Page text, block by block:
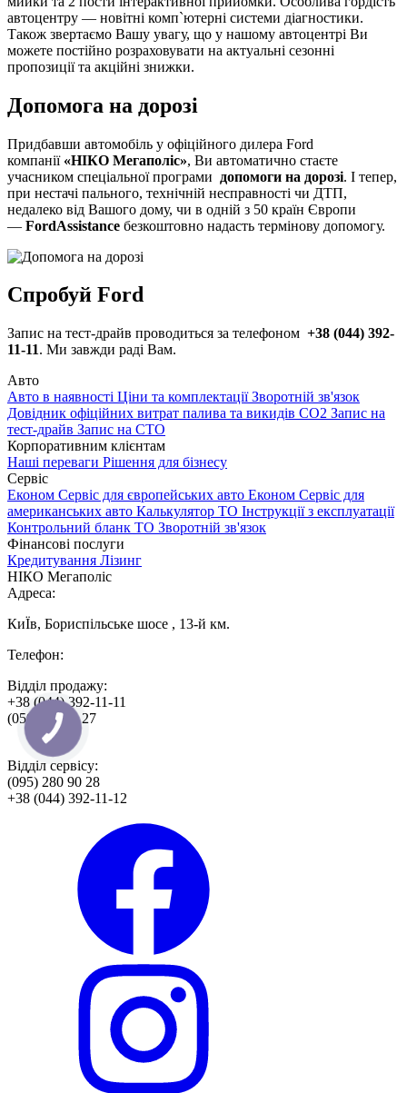
автоцентру — новітні комп`ютерні системи діагностики.
Також звертаємо Вашу увагу, що у нашому автоцентрі Ви
можете постійно розраховувати на актуальні сезонні
пропозиції та акційні знижки.
Допомога на дорозі
Придбавши автомобіль у офіційного дилера Ford
компанії «НІКО Мегаполіс», Ви автоматично стаєте
учасником спеціальної програми допомоги на дорозі. І тепер,
при нестачі пального, технічній несправності чи ДТП,
недалеко від Вашого дому, чи в одній з 50 країн Європи
― FordAssistance безкоштовно надасть термінову допомогу.
Спробуй Ford
Запис на тест-драйв проводиться за телефоном +38 (044) 392-
11-11. Ми завжди раді Вам.
Авто
Авто в наявності Ціни та комплектаціїЗворотній зв'язок
Довідник офіційних витрат палива та викидів СО2 Запис на
тест-драйв Запис на СТО
Корпоративним клієнтам
Наші переваги Рішення для бізнесу
Сервіс
Економ Сервіс для європейських авто Економ Сервіс для
американських авто Калькулятор ТО Інструкції з експлуатації
Контрольний бланк ТО Зворотній зв'язок
Фінансові послуги
Кредитування Лізинг
НІКО Мегаполіс
Адреса:
КиЇв, Бориспільське шосе , 13-й км.
Телефон:
Відділ продажу:
+38 (044) 392-11-11
(050)495 14 27
Відділ сервісу:
(095) 280 90 28
+38 (044) 392-11-12